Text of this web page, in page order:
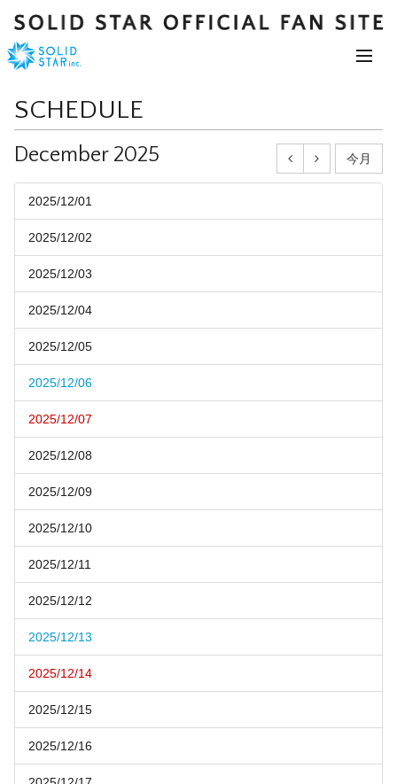
SCHEDULE
December 2025 今月
2025/12/01
2025/12/02
2025/12/03
2025/12/04
2025/12/05
2025/12/06
2025/12/07
2025/12/08
2025/12/09
2025/12/10
2025/12/11
2025/12/12
2025/12/13
2025/12/14
2025/12/15
2025/12/16